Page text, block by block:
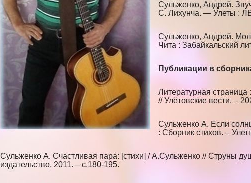
Сульженко, Андрей.
С. Лихунча. — Улеты :
Сульженко, Андрей.
Чита : Забайкальский
Публикации в
Литературная страница
// Улётовские вести. –
Сульженко А. Если
: Сборник стихов. –
Сульженко А. Счастливая пара: [стихи] / А.Сульженко // Струны
издательство, 2011. – с.180-195.